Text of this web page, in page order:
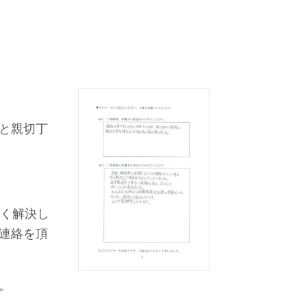
親切丁
解決し
絡を頂